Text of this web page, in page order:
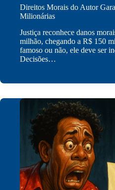
Direitos Morais do Autor
Milionárias
Justiça reconhece danos
milhão, chegando a R$ 150
famoso ou não, ele deve ser
Decisões…